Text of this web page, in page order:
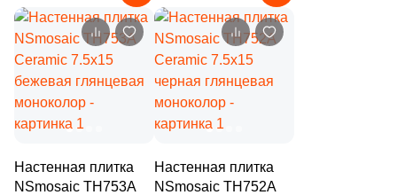
VIDREPUR (354)
VIVERE ( 14)
Vallelunga (3)
Varmora (
Villeroy&Boch (3)
моноколор
моноколор
Настенная плитка
NSmosaic TH753A
Настенная плитка
NSmosaic TH752A